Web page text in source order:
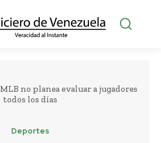
MLB no planea evaluar a jugadores
todos los días
Deportes